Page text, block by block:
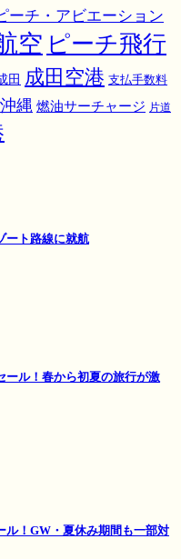
ーチ・アビエーション
空 ピーチ飛行
田 成田空港 支払手数料
沖縄 燃油サーチャージ 片道
ート路線に就航
ール！春から初夏の旅行が激
ル！GW・夏休み期間も一部対